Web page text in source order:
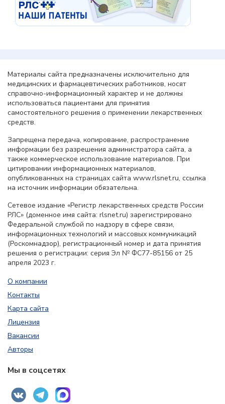
Материалы сайта предназначены исключительно для
медицинских и фармацевтических работников, носят
справочно-информационный характер и не должны
использоваться пациентами для принятия
самостоятельного решения о применении лекарственных
средств.
Запрещена передача, копирование, распространение
информации без разрешения администратора сайта, а
также коммерческое использование материалов. При
цитировании информационных материалов,
опубликованных на страницах сайта www.rlsnet.ru, ссылка
на источник информации обязательна.
Сетевое издание «Регистр лекарственных средств России
РЛС» (доменное имя сайта: rlsnet.ru) зарегистрировано
Федеральной службой по надзору в сфере связи,
информационных технологий и массовых коммуникаций
(Роскомнадзор), регистрационный номер и дата принятия
решения о регистрации: серия Эл № ФС77-85156 от 25
апреля 2023 г.
О компании
Контакты
Карта сайта
Лицензия
Вакансии
Авторы
Мы в соцсетях